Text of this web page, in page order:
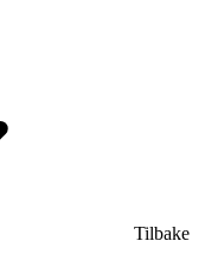
Tilbake